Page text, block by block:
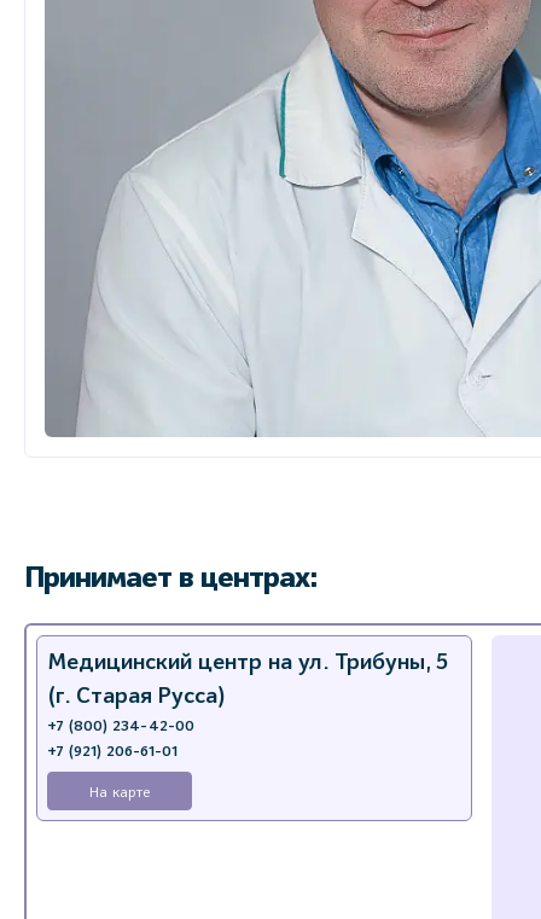
Принимает в центрах:
Медицинский центр на ул. Трибуны, 5
(г. Старая Русса)
+7 (800) 234-42-00
+7 (921) 206-61-01
На карте